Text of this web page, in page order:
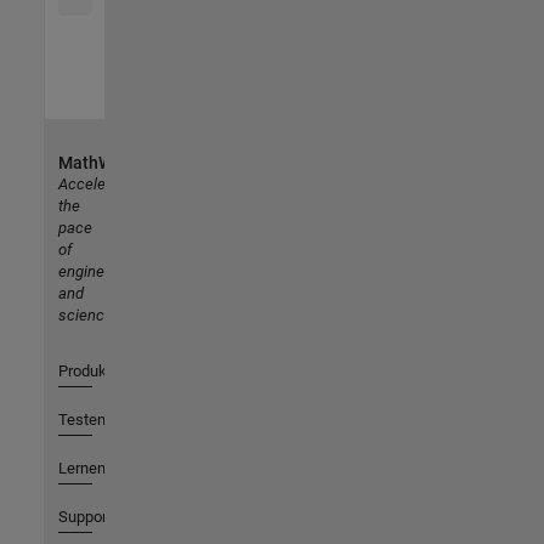
MathWorks
Accelerating
the
pace
of
engineering
and
science
Produkte
Testen oder Kaufen
Lernen
Support